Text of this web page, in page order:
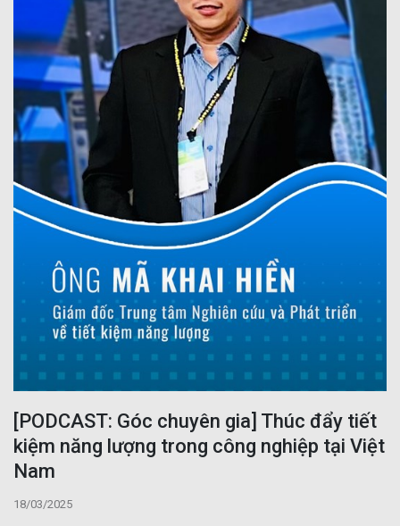
[PODCAST: Góc chuyên gia] Thúc đẩy tiết
kiệm năng lượng trong công nghiệp tại Việt
Nam
18/03/2025